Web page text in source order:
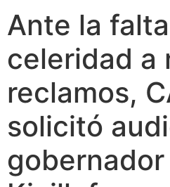
Ante la
celeridad a
reclamos,
solicitó